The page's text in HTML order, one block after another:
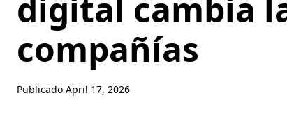
digital cambia
compañías
Publicado April 17, 2026